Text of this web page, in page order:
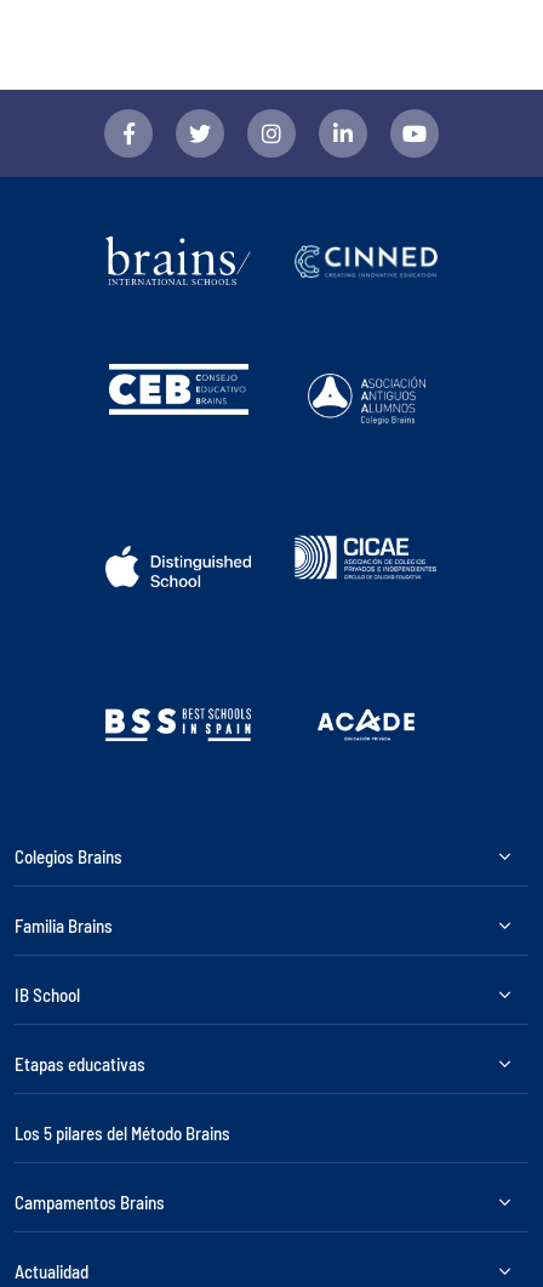
Colegios Brains
Familia Brains
IB School
Etapas educativas
Los 5 pilares del Método Brains
Campamentos Brains
Actualidad